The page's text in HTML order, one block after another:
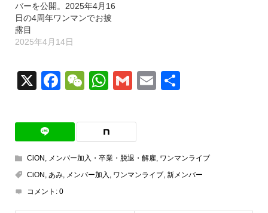
バーを公開。2025年4月16
日の4周年ワンマンでお披
露目
2025年4月14日
X Facebook
WeChat
WhatsApp
GmailEmail
CiON メンバー加入・卒業・脱退・解雇, ワンマンライブ
CiON あみ, メンバー加入 ワンマンライブ, 新メンバー
コメント: 0